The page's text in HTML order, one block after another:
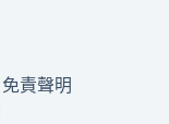
免責聲明